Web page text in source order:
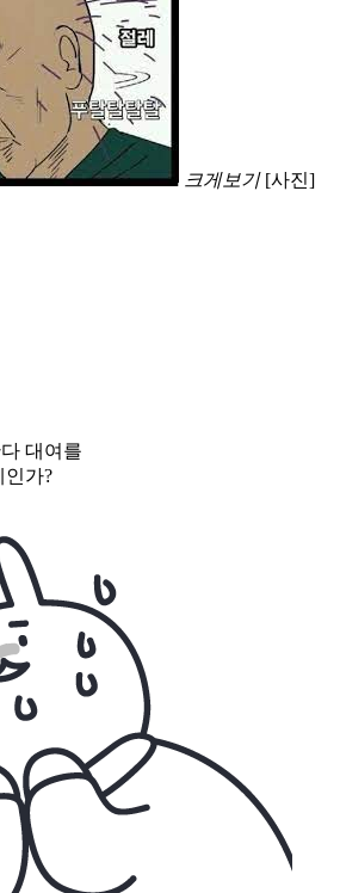
크게보기 [사진]
대여를
인가?